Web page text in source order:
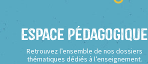
Espace Pédagogique
Retrouvez l’ensemble de nos dossiers
thématiques dédiés à l’enseignement.